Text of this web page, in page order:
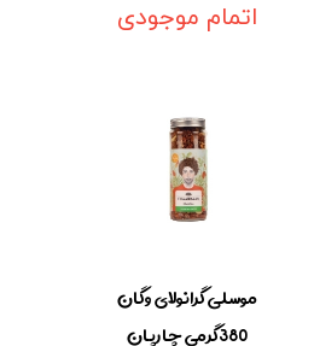
اتمام موجودی
موسلی گرانولای وگان
380گرمی چارپان